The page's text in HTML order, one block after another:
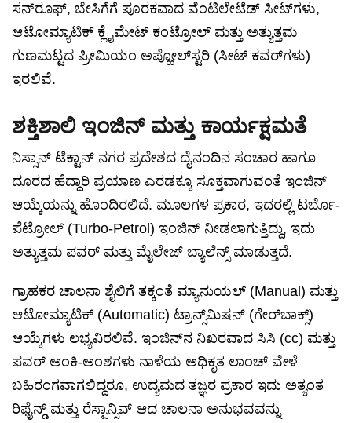
ಸನ್‌ರೂಫ್, ಬೇಸಿಗೆಗೆ ಪೂರಕವಾದ ವೆಂಟಿಲೇಟೆಡ್ ಸೀಟ್‌ಗಳು,
ಆಟೋಮ್ಯಾಟಿಕ್ ಕ್ಲೈಮೇಟ್ ಕಂಟ್ರೋಲ್ ಮತ್ತು ಅತ್ಯುತ್ತಮ
ಗುಣಮಟ್ಟದ ಪ್ರೀಮಿಯಂ ಅಪ್ಹೋಲ್‌ಸ್ಟರಿ (ಸೀಟ್ ಕವರ್‌ಗಳು)
ಇರಲಿವೆ.
ಶಕ್ತಿಶಾಲಿ ಇಂಜಿನ್ ಮತ್ತು ಕಾರ್ಯಕ್ಷಮತೆ
ನಿಸ್ಸಾನ್ ಟೆಕ್ಟಾನ್ ನಗರ ಪ್ರದೇಶದ ದೈನಂದಿನ ಸಂಚಾರ ಹಾಗೂ
ದೂರದ ಹೆದ್ದಾರಿ ಪ್ರಯಾಣ ಎರಡಕ್ಕೂ ಸೂಕ್ತವಾಗುವಂತೆ ಇಂಜಿನ್
ಆಯ್ಕೆಯನ್ನು ಹೊಂದಿರಲಿದೆ. ಮೂಲಗಳ ಪ್ರಕಾರ, ಇದರಲ್ಲಿ ಟರ್ಬೊ-
ಪೆಟ್ರೋಲ್ (Turbo-Petrol) ಇಂಜಿನ್ ನೀಡಲಾಗುತ್ತಿದ್ದು, ಇದು
ಅತ್ಯುತ್ತಮ ಪವರ್ ಮತ್ತು ಮೈಲೇಜ್ ಬ್ಯಾಲೆನ್ಸ್ ಮಾಡುತ್ತದೆ.
ಗ್ರಾಹಕರ ಚಾಲನಾ ಶೈಲಿಗೆ ತಕ್ಕಂತೆ ಮ್ಯಾನುಯಲ್ (Manual) ಮತ್ತು
ಆಟೋಮ್ಯಾಟಿಕ್ (Automatic) ಟ್ರಾನ್ಸ್‌ಮಿಷನ್ (ಗೇರ್‌ಬಾಕ್ಸ್)
ಆಯ್ಕೆಗಳು ಲಭ್ಯವಿರಲಿವೆ. ಇಂಜಿನ್‌ನ ನಿಖರವಾದ ಸಿಸಿ (cc) ಮತ್ತು
ಪವರ್ ಅಂಕಿ-ಅಂಶಗಳು ನಾಳೆಯ ಅಧಿಕೃತ ಲಾಂಚ್ ವೇಳೆ
ಬಹಿರಂಗವಾಗಲಿದ್ದರೂ, ಉದ್ಯಮದ ತಜ್ಞರ ಪ್ರಕಾರ ಇದು ಅತ್ಯಂತ
ರಿಫೈನ್ಡ್ ಮತ್ತು ರೆಸ್ಪಾನ್ಸಿವ್ ಆದ ಚಾಲನಾ ಅನುಭವವನ್ನು